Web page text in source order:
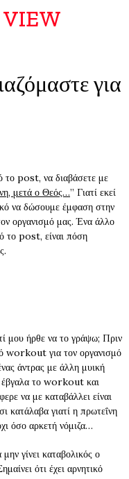
για
το post, να διαβάσετε με
μετά ο Θεός…” Γιατί εκεί
να δώσουμε έμφαση στην
οργανισμό μας. Ένα άλλο
το post, είναι πόση
μου ήρθε να το γράψω; Πριν
workout για τον οργανισμό
άντρας με άλλη μυική
το workout και
να με καταβάλλει είναι
κατάλαβα γιατί η πρωτεΐνη
όσο αρκετή νόμιζα…
γίνει καταβολικός ο
ότι έχει αρνητικό